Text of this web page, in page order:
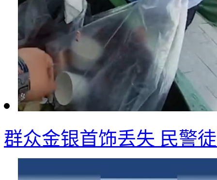
群众金银首饰丢失 民警